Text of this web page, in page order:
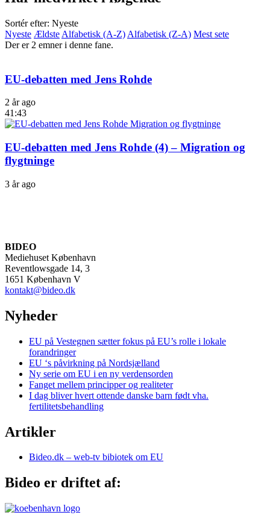
Sortér efter: Nyeste
Nyeste Ældste Alfabetisk (A-Z) Alfabetisk (Z-A) Mest sete
Der er 2 emner i denne fane.
EU-debatten med Jens Rohde
2 år ago
41:43
EU-debatten med Jens Rohde (4) – Migration og
flygtninge
3 år ago
BIDEO
Mediehuset København
Reventlowsgade 14, 3
1651 København V
kontakt@bideo.dk
Nyheder
EU på Vestegnen sætter fokus på EU’s rolle i lokale
forandringer
EU ‘s påvirkning på Nordsjælland
Ny serie om EU i en ny verdensorden
Fanget mellem principper og realiteter
I dag bliver hvert ottende danske barn født vha.
fertilitetsbehandling
Artikler
Bideo.dk – web-tv bibiotek om EU
Bideo er driftet af: